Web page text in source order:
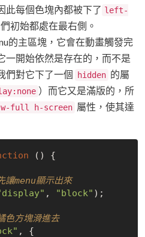
此每個色塊內都被下了 left-
初始都處在最右側。
的主區塊，它會在動畫觸發完
一開始依然是存在的，而不是
們對它下了一個
hidden 的屬
）而它又是滿版的，所
w-full h-screen 屬性，使其達
( ) {
menu顯示出來
, "block" );
方塊滑進去
, {